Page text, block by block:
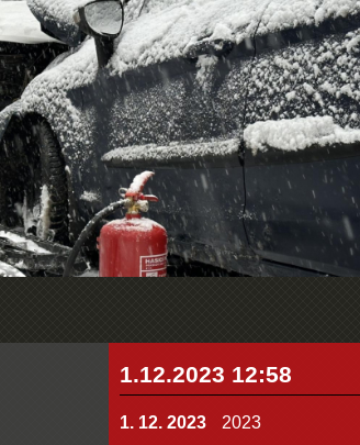
1.12.2023 12:58
1. 12. 2023 2023